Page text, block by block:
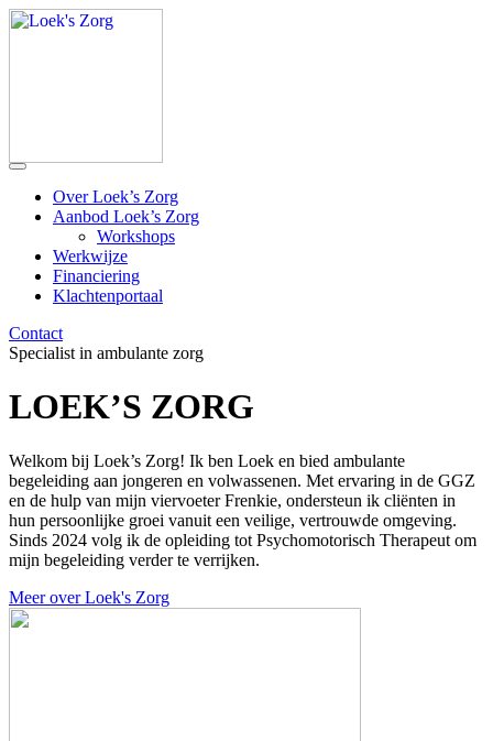
Over Loek’s Zorg
Aanbod Loek’s Zorg
Workshops
Werkwijze
Financiering
Klachtenportaal
Contact
Specialist in ambulante zorg
LOEK’S ZORG
Welkom bij Loek’s Zorg! Ik ben Loek en bied ambulante
begeleiding aan jongeren en volwassenen. Met ervaring in de GGZ
en de hulp van mijn viervoeter Frenkie, ondersteun ik cliënten in
hun persoonlijke groei vanuit een veilige, vertrouwde omgeving.
Sinds 2024 volg ik de opleiding tot Psychomotorisch Therapeut om
mijn begeleiding verder te verrijken.
Meer over Loek's Zorg